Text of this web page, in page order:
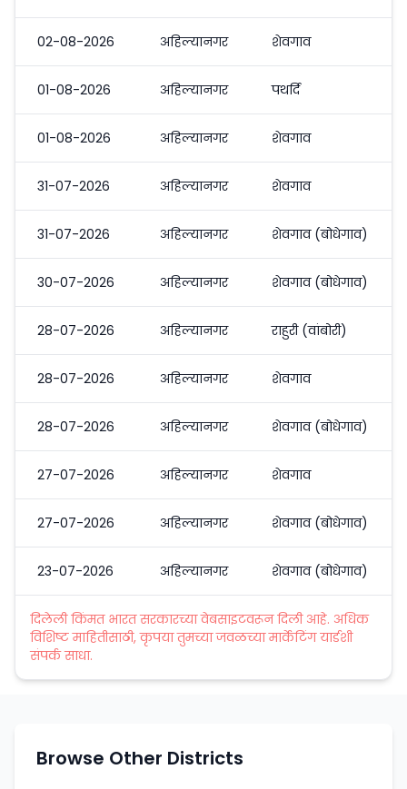
02-08-2026 अहिल्यानगर शेवगाव
01-08-2026 अहिल्यानगर पथर्दि
01-08-2026 अहिल्यानगर शेवगाव
31-07-2026 अहिल्यानगर शेवगाव
31-07-2026 अहिल्यानगर शेवगाव (बोधेगाव)
30-07-2026 अहिल्यानगर शेवगाव (बोधेगाव)
28-07-2026 अहिल्यानगर राहुरी (वांबोरी)
28-07-2026 अहिल्यानगर शेवगाव
28-07-2026 अहिल्यानगर शेवगाव (बोधेगाव)
27-07-2026 अहिल्यानगर शेवगाव
27-07-2026 अहिल्यानगर शेवगाव (बोधेगाव)
23-07-2026 अहिल्यानगर शेवगाव (बोधेगाव)
दिलेली किंमत भारत सरकारच्या वेबसाइटवरून दिली आहे. अधिक
विशिष्ट माहितीसाठी, कृपया तुमच्या जवळच्या मार्केटिंग यार्डशी
संपर्क साधा.
Browse Other Districts